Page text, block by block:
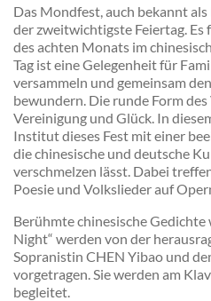
Das Mondfest, auch bekannt
der zweitwichtigste Feiertag. Es
des achten Monats im
Tag ist eine Gelegenheit für
versammeln und gemeinsam
bewundern. Die runde Form
Vereinigung und Glück. In
Institut dieses Fest mit einer
die chinesische und deutsche
verschmelzen lässt. Dabei
Poesie und Volkslieder auf
Berühmte chinesische Gedichte
Night“ werden von der
Sopranistin CHEN Yibao und
vorgetragen. Sie werden am
begleitet.